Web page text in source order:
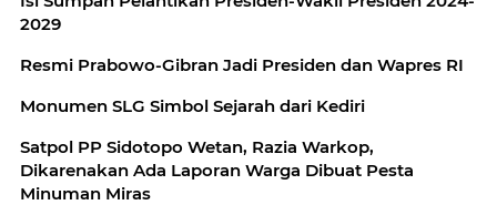
2029
Resmi Prabowo-Gibran Jadi Presiden dan Wapres RI
Monumen SLG Simbol Sejarah dari Kediri
Satpol PP Sidotopo Wetan, Razia Warkop,
Dikarenakan Ada Laporan Warga Dibuat Pesta
Minuman Miras